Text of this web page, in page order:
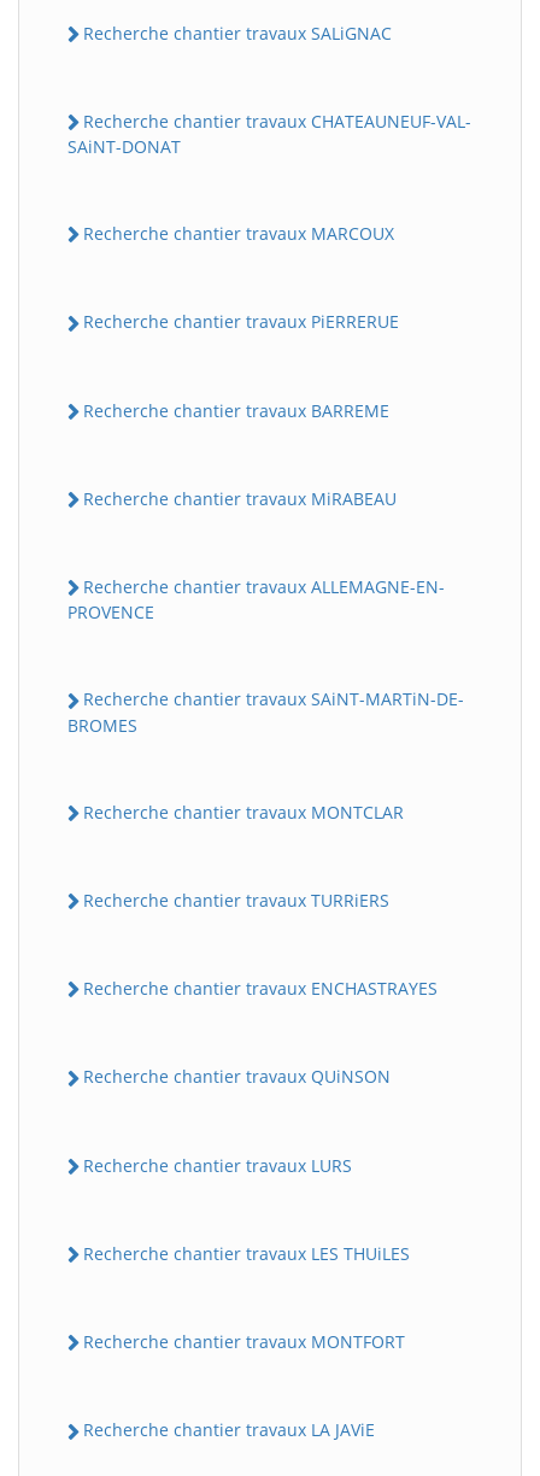
Recherche chantier travaux SALiGNAC
Recherche chantier travaux CHATEAUNEUF-VAL-
SAiNT-DONAT
Recherche chantier travaux MARCOUX
Recherche chantier travaux PiERRERUE
Recherche chantier travaux BARREME
Recherche chantier travaux MiRABEAU
Recherche chantier travaux ALLEMAGNE-EN-
PROVENCE
Recherche chantier travaux SAiNT-MARTiN-DE-
BROMES
Recherche chantier travaux MONTCLAR
Recherche chantier travaux TURRiERS
Recherche chantier travaux ENCHASTRAYES
Recherche chantier travaux QUiNSON
Recherche chantier travaux LURS
Recherche chantier travaux LES THUiLES
Recherche chantier travaux MONTFORT
Recherche chantier travaux LA JAViE